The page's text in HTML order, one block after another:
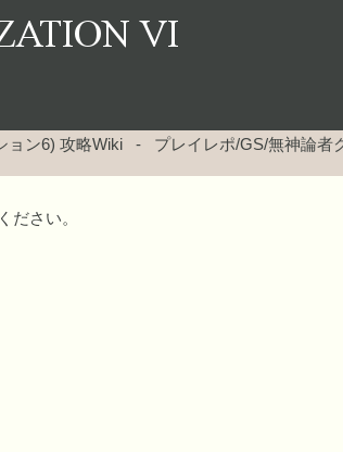
ョン6) 攻略Wiki - プレイレポ/GS/無神論者
ださい。